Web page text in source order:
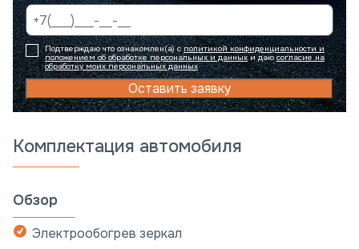
Комплектация автомобиля
Обзор
Электрообогрев зеркал
Подтверждаю что ознакомлен(а) сполитикой конфиденциальности и
положением об обработке персональных и данныхи даюсогласие на
обработку моих персональных данных
Оставить заявку